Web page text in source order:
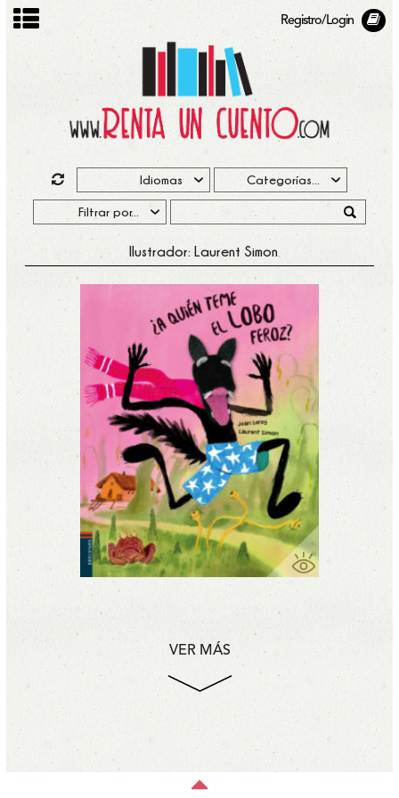
Registro/Login
Ilustrador: Laurent Simon
VER MÁS